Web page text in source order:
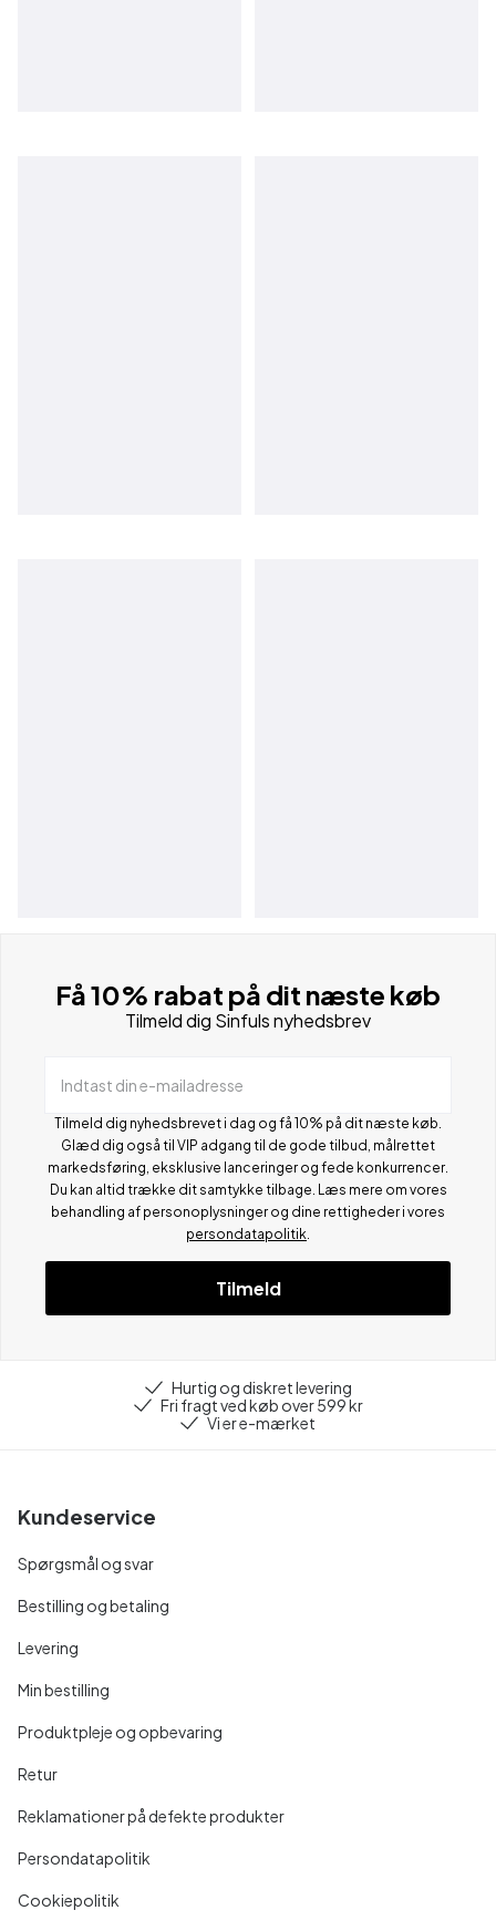
Få 10% rabat på dit næste køb
Tilmeld dig Sinfuls nyhedsbrev
Indtast din e-mailadresse
Tilmeld dig nyhedsbrevet i dag og få 10% på dit næste køb.
Glæd dig også til VIP adgang til de gode tilbud, målrettet
markedsføring, eksklusive lanceringer og fede konkurrencer.
Du kan altid trække dit samtykke tilbage. Læs mere om vores
behandling af personoplysninger og dine rettigheder i vores
persondatapolitik.
Tilmeld
Hurtig og diskret levering
Fri fragt ved køb over 599 kr
Vi er e-mærket
Kundeservice
Spørgsmål og svar
Bestilling og betaling
Levering
Min bestilling
Produktpleje og opbevaring
Retur
Reklamationer på defekte produkter
Persondatapolitik
Cookiepolitik